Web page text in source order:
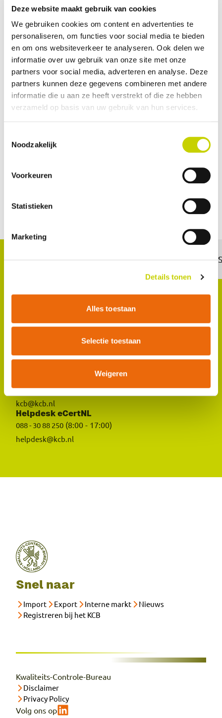
Deze website maakt gebruik van cookies
We gebruiken cookies om content en advertenties te
personaliseren, om functies voor social media te bieden
en om ons websiteverkeer te analyseren. Ook delen we
informatie over uw gebruik van onze site met onze
partners voor social media, adverteren en analyse. Deze
partners kunnen deze gegevens combineren met andere
informatie die u aan ze heeft verstrekt of die ze hebben
verzameld op basis van uw gebruik van hun services.
Noodzakelijk
Voorkeuren
Statistieken
Marketing
Details tonen
Alles toestaan
Selectie toestaan
Weigeren
Om toezicht te houden op de EU-handelsnormen
voor verse groenten en fruit, hebben we op basis van
de EU-verordening 2023/2430 een
controlesystematiek ontwikkeld. We voeren alle
controles uit op basis van een risicoanalyse.
We doen controles op zendingen en partijen
groenten en fruit. Het gaat om:
zendingscontroles bij import en export
Contact opnemen
Zoetermeer Rayonkantoren:
Louis Pasteurlaan 6
2719 EE Zoetermeer
Postbus 420
088 - 30 88 20 0(8:30 - 17:00)
kcb@kcb.nl
Helpdesk eCertNL
088 - 30 88 250 (8:00 - 17:00)
helpdesk@kcb.nl
Snel naar
Import Export Interne markt
Nieuws
Registreren bij het KCB
Kwaliteits-Controle-Bureau
Disclaimer
Privacy Policy
Volg ons op